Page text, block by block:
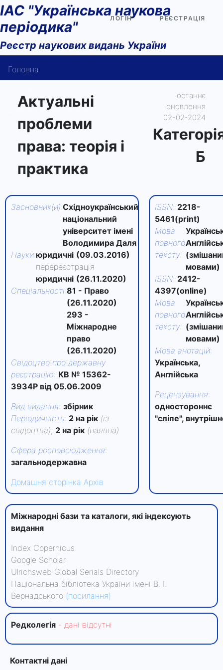
ІАС "Українська наукова
періодика"
Реєстр наукових видань України
ЛОГІН РЕЄСТРАЦІЯ
Головна
Довідка користувача
Контакти
Актуальні
проблеми
права: теорія і
практика
останнє
оновлення
02-02-2024
Б
Засновник(и):Східноукраїнський
національний
університет імені
Володимира Даля
Науки:юридичні (09.03.2016)
перереєстрація
юридичні (26.11.2020)
Спеціальності:81 - Право
(26.11.2020)
293 -
Міжнародне
право
(26.11.2020)
Свідоцтво про державну
реєстрацію: КВ № 15362-
3934Р від 05.06.2009
Вид видання: збірник
Періодичність: 2 на рік (із
свідоцтва); 2 на рік (наявна)
Сфера росповсюдження:
загальнодержавна
Домашня сторінка Архів
ISSN: 2218-
5461(print)
Мова
повного
тексту:
мовами)
ISSN: 2412-
4397(online)
Мова
повного
тексту:
мовами)
Мова анотацій:
Українська,
Англійська
Рецензування:
одностороннє
"сліпе",
Міжнародні бази та каталоги, які індексують
видання
Index Copernicus
Google Scholar
Ulrichsweb Global Serials Directory
Національна бібліотека України імені В. І.
Вернадського (посилання)
Редколегiя - данi вiдсутнi
Контактні дані